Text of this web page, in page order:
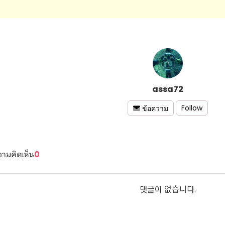
assa72
ข้อความ Follow
มคิดเห็น0
댓글이 없습니다.